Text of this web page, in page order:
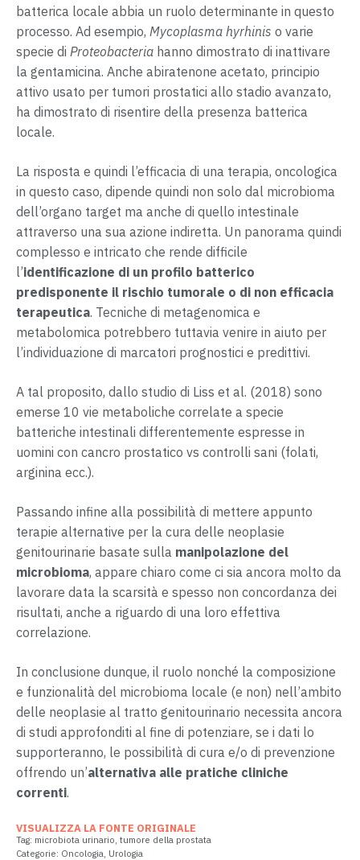
batterica locale abbia un ruolo determinante in questo
processo. Ad esempio, Mycoplasma hyrhinis o varie
specie di Proteobacteria hanno dimostrato di inattivare
la gentamicina. Anche abiratenone acetato, principio
attivo usato per tumori prostatici allo stadio avanzato,
ha dimostrato di risentire della presenza batterica
locale.
La risposta e quindi l’efficacia di una terapia, oncologica
in questo caso, dipende quindi non solo dal microbioma
dell’organo target ma anche di quello intestinale
attraverso una sua azione indiretta. Un panorama quindi
complesso e intricato che rende difficile
l’identificazione di un profilo batterico
predisponente il rischio tumorale o di non efficacia
terapeutica. Tecniche di metagenomica e
metabolomica potrebbero tuttavia venire in aiuto per
l’individuazione di marcatori prognostici e predittivi.
A tal proposito, dallo studio di Liss et al. (2018) sono
emerse 10 vie metaboliche correlate a specie
batteriche intestinali differentemente espresse in
uomini con cancro prostatico vs controlli sani (folati,
arginina ecc.).
Passando infine alla possibilità di mettere appunto
terapie alternative per la cura delle neoplasie
genitourinarie basate sulla manipolazione del
microbioma, appare chiaro come ci sia ancora molto da
lavorare data la scarsità e spesso non concordanza dei
risultati, anche a riguardo di una loro effettiva
correlazione.
In conclusione dunque, il ruolo nonché la composizione
e funzionalità del microbioma locale (e non) nell’ambito
delle neoplasie al tratto genitourinario necessita ancora
di studi approfonditi al fine di potenziare, se i dati lo
supporteranno, le possibilità di cura e/o di prevenzione
offrendo un’alternativa alle pratiche cliniche
correnti.
VISUALIZZA LA FONTE ORIGINALE
Tag: microbiota urinario, tumore della prostata
Categorie: Oncologia, Urologia